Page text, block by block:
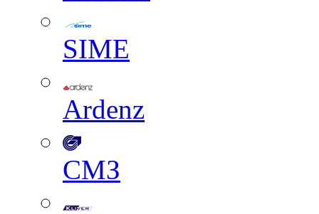
SIME
Ardenz
СМЗ